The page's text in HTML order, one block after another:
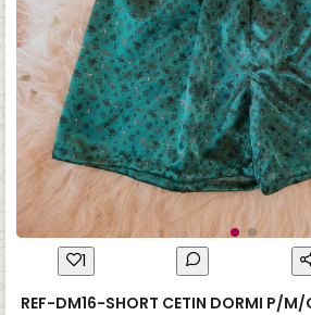
1
REF-DM16-SHORT CETIN DORMI P/